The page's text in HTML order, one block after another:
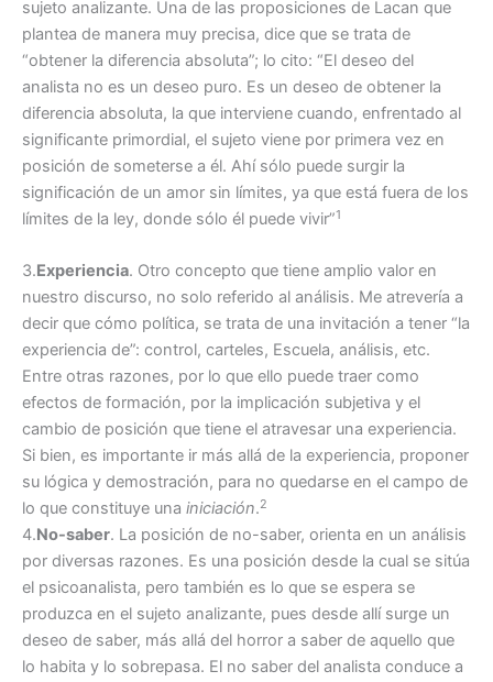
sujeto analizante. Una de las proposiciones de Lacan que
plantea de manera muy precisa, dice que se trata de
“obtener la diferencia absoluta”; lo cito: “El deseo del
analista no es un deseo puro. Es un deseo de obtener la
diferencia absoluta, la que interviene cuando, enfrentado al
significante primordial, el sujeto viene por primera vez en
posición de someterse a él. Ahí sólo puede surgir la
significación de un amor sin límites, ya que está fuera de los
límites de la ley, donde sólo él puede vivir”1
3.Experiencia. Otro concepto que tiene amplio valor en
nuestro discurso, no solo referido al análisis. Me atrevería a
decir que cómo política, se trata de una invitación a tener “la
experiencia de”: control, carteles, Escuela, análisis, etc.
Entre otras razones, por lo que ello puede traer como
efectos de formación, por la implicación subjetiva y el
cambio de posición que tiene el atravesar una experiencia.
Si bien, es importante ir más allá de la experiencia, proponer
su lógica y demostración, para no quedarse en el campo de
lo que constituye una iniciación.2
4.No-saber. La posición de no-saber, orienta en un análisis
por diversas razones. Es una posición desde la cual se sitúa
el psicoanalista, pero también es lo que se espera se
produzca en el sujeto analizante, pues desde allí surge un
deseo de saber, más allá del horror a saber de aquello que
lo habita y lo sobrepasa. El no saber del analista conduce a